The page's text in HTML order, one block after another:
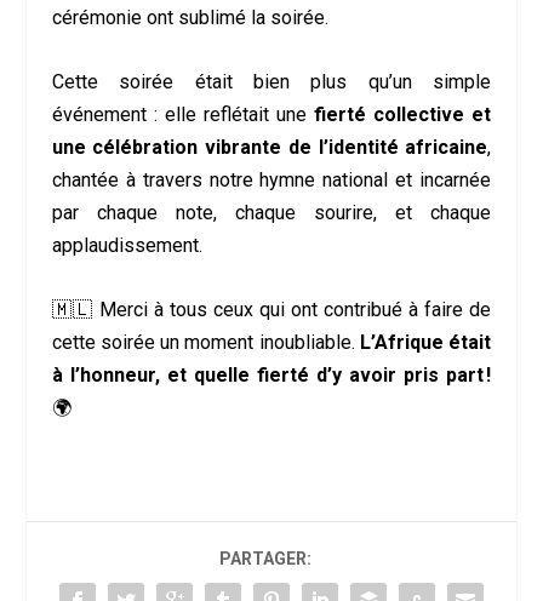
cérémonie ont sublimé la soirée.
Cette soirée était bien plus qu’un simple
événement : elle reflétait unefierté collective et
une célébration vibrante de l’identité africaine,
chantée à travers notre hymne national et incarnée
par chaque note, chaque sourire, et chaque
applaudissement.
🇲🇱 Merci à tous ceux qui ont contribué à faire de
cette soirée un moment inoubliable. L’Afrique était
à l’honneur, et quelle fierté d’y avoir pris part !
🌍
PARTAGER: